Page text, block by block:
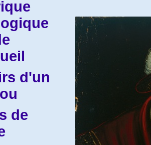
d'un
de